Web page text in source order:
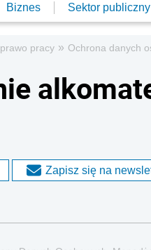
Biznes Sektor publiczny
pracy » Ochrona danych
Zapisz się na